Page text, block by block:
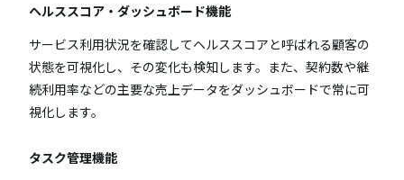
ヘルススコア・ダッシュボード機能
サービス利用状況を確認してヘルススコアと呼ばれる顧客の
状態を可視化し、その変化も検知します。また、契約数や継
続利用率などの主要な売上データをダッシュボードで常に可
視化します。
タスク管理機能